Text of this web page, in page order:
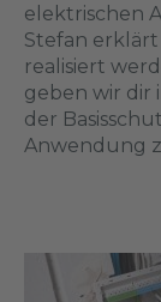
elektrischen
Stefan erklärt
realisiert
geben wir dir
der
Anwendung